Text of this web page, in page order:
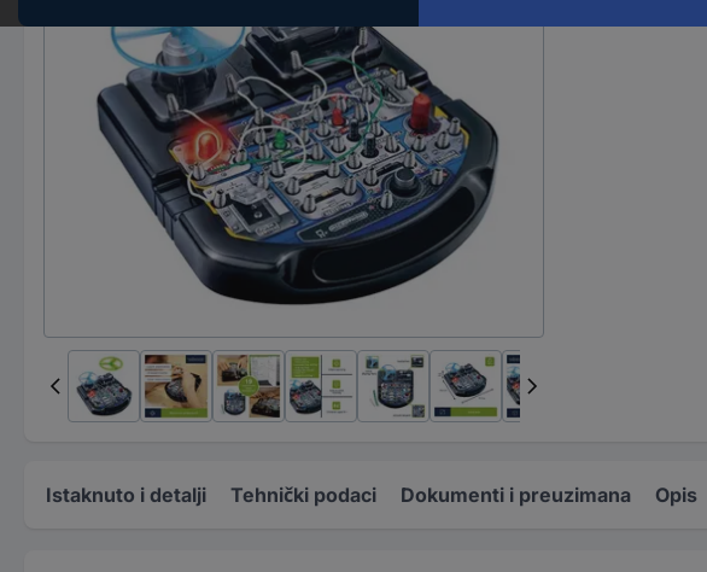
Istaknuto i detalji Tehnički podaci Dokumenti i preuzimana Opis